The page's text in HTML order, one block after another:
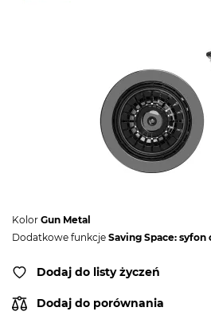
Kolor Gun Metal
Dodatkowe funkcje Saving Space:
Dodaj do listy życzeń
Dodaj do porównania